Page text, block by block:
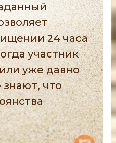
24 часа
участник
уже давно
что